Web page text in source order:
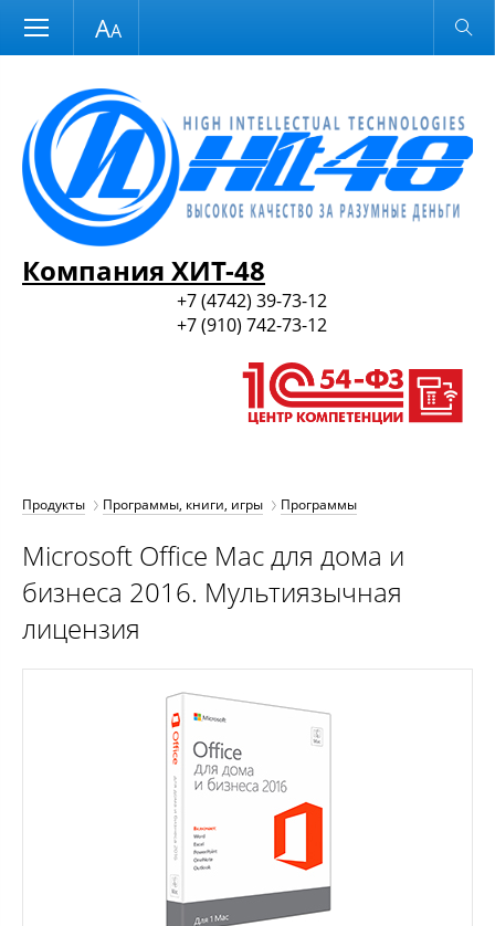
Размер шрифта Обычная версия
Компания ХИТ-48
+7 (4742) 39-73-12
+7 (910) 742-73-12
Продукты Программы, книги, игры Программы
Microsoft Office Mac для дома и
бизнеса 2016. Мультиязычная
лицензия